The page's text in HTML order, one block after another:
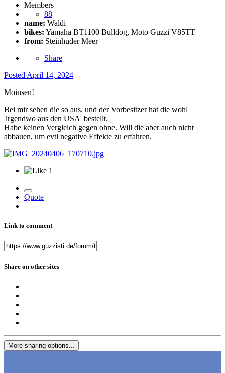
Members
88
name: Waldi
bikes: Yamaha BT1100 Bulldog, Moto Guzzi V85TT
from: Steinhuder Meer
Share
Posted April 14, 2024
Moinsen!
Bei mir sehen die so aus, und der Vorbesitzer hat die wohl
'irgendwo aus den USA' bestellt.
Habe keinen Vergleich gegen ohne. Will die aber auch nicht
abbauen, um evtl negative Effekte zu erfahren.
1
Quote
Link to comment
Share on other sites
More sharing options...